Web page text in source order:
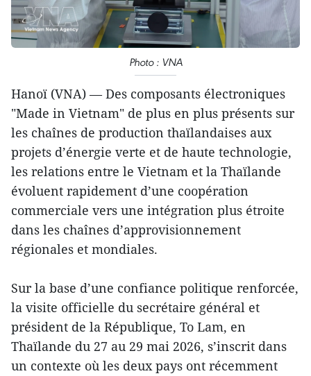
Photo : VNA
Hanoï (VNA) — Des composants électroniques
"Made in Vietnam" de plus en plus présents sur
les chaînes de production thaïlandaises aux
projets d’énergie verte et de haute technologie,
les relations entre le Vietnam et la Thaïlande
évoluent rapidement d’une coopération
commerciale vers une intégration plus étroite
dans les chaînes d’approvisionnement
régionales et mondiales.
Sur la base d’une confiance politique renforcée,
la visite officielle du secrétaire général et
président de la République, To Lam, en
Thaïlande du 27 au 29 mai 2026, s’inscrit dans
un contexte où les deux pays ont récemment